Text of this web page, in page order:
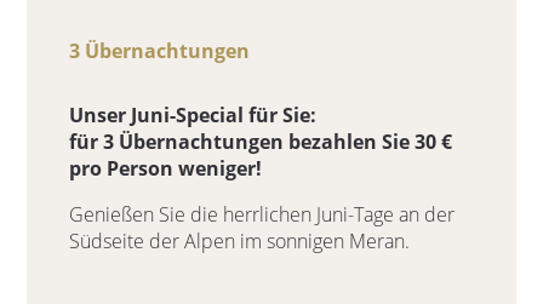
3 Übernachtungen
Unser Juni-Special für Sie:
für 3 Übernachtungen bezahlen Sie 30 €
pro Person weniger!
Genießen Sie die herrlichen Juni-Tage an der
Südseite der Alpen im sonnigen Meran.